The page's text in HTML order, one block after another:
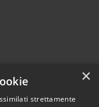
×
strettamente